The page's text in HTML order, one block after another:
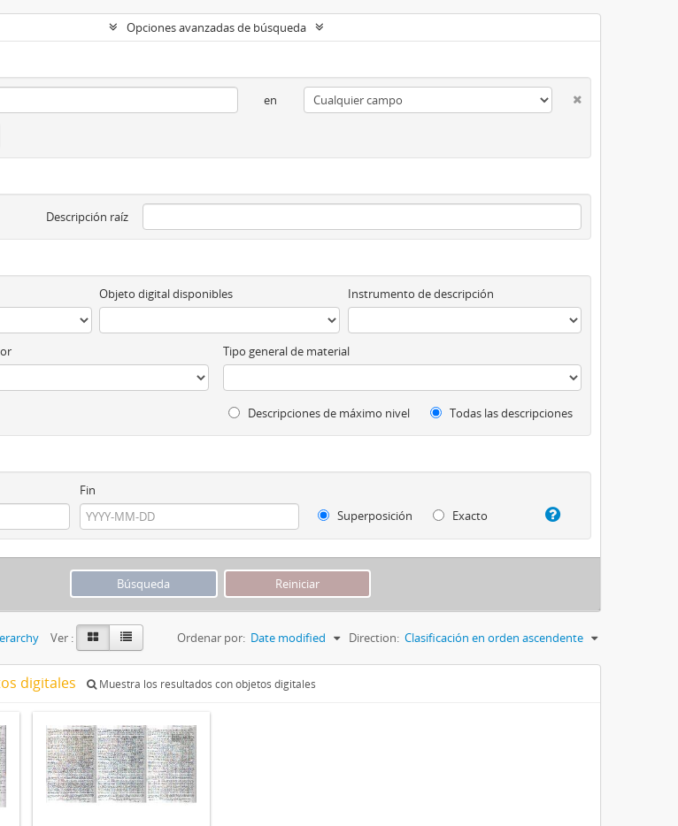
Opciones avanzadas de búsqueda
en
Descripción raíz
Objeto digital disponibles Instrumento de descripción
Tipo general de material
Descripciones de máximo nivel Todas las descripciones
Fin
Superposición
Exacto
Ver : Ordenar por: Date modified Direction: Clasificación en orden ascendente
digitales Muestra los resultados con objetos digitales